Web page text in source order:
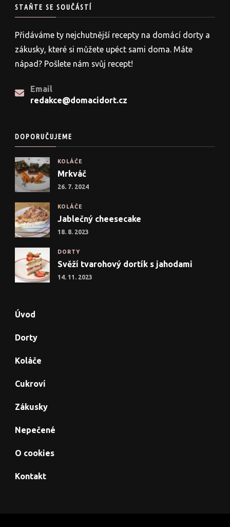
STAŇTE SE SOUČÁSTÍ
Přidáváme ty nejchutnější recepty na domácí dorty a
zákusky, které si můžete upéct sami doma. Máte
nápad? Pošlete nám svůj recept!
Email
redakce@domacidort.cz
DOPORUČUJEME
KOLÁČE
Mrkváč
26. 7. 2024
KOLÁČE
Jablečný cheesecake
18. 8. 2023
DORTY
Svěží tvarohový dortík s jahodami
14. 11. 2023
Úvod
Dorty
Koláče
Cukroví
Zákusky
Nepečené
O cookies
Kontakt